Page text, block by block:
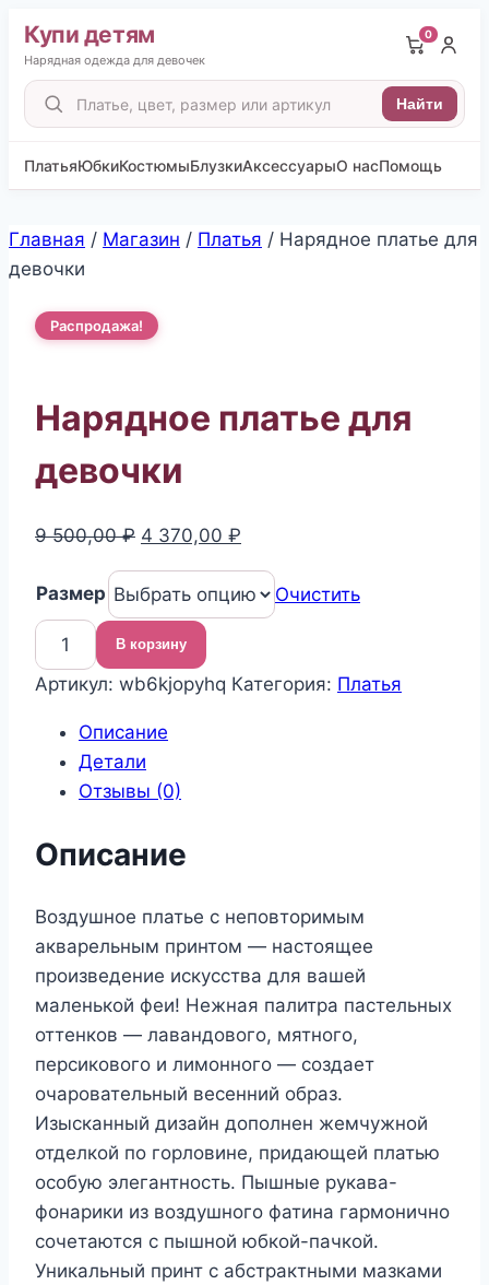
Купи детям
Нарядная одежда для девочек
Поиск
товаров
Найти
0
ПлатьяЮбкиКостюмыБлузкиАксессуарыО насПомощь
Перейти
к
Главная / Магазин / Платья / Нарядное платье для
девочки
Распродажа!
Нарядное платье для
девочки
9 500,00₽ Первоначальная
составляла
9
500,00 ₽.
4 370,00 ₽
4
370,00 ₽.
Размер Очистить
Количество
товара
платье
девочки
В корзину
Артикул: wb6kjopyhq Категория: Платья
Описание
Детали
Отзывы (0)
Описание
Воздушное платье с неповторимым
акварельным принтом — настоящее
произведение искусства для вашей
маленькой феи! Нежная палитра пастельных
оттенков — лавандового, мятного,
персикового и лимонного — создает
очаровательный весенний образ.
Изысканный дизайн дополнен жемчужной
отделкой по горловине, придающей платью
особую элегантность. Пышные рукава-
фонарики из воздушного фатина гармонично
сочетаются с пышной юбкой-пачкой.
Уникальный принт с абстрактными мазками